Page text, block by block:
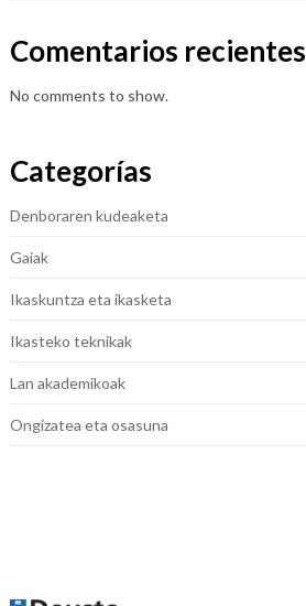
Comentarios recientes
No comments to show.
Categorías
Denboraren kudeaketa
Gaiak
Ikaskuntza eta ikasketa
Ikasteko teknikak
Lan akademikoak
Ongizatea eta osasuna